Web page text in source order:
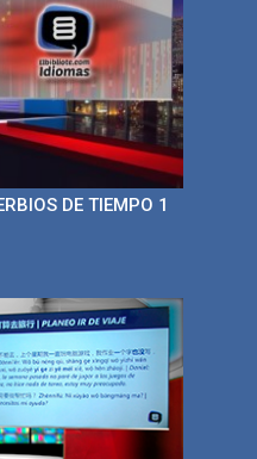
DE TIEMPO 1